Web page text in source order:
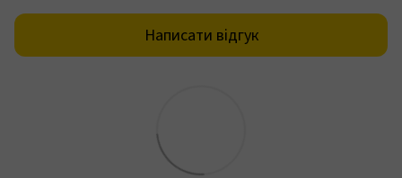
Написати відгук